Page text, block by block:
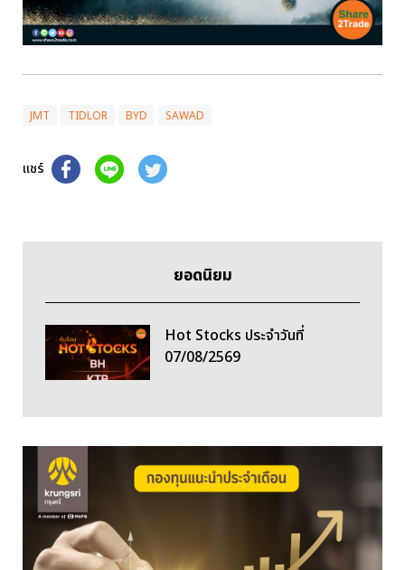
JMT TIDLOR BYD SAWAD
แชร์
ยอดนิยม
Hot Stocks ประจำวันที่
07/08/2569